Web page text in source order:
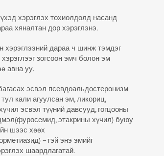
хэрэглэх тохиолдолд насанд
хяналтан дор хэрэглэнэ.
хэрэглээний дараа ч шинж тэмдэг
зогсоон эмч болон эм
авна уу.
эсвэл псевдоальдостеронизм
кали агуулсан эм, ликориц,
эсвэл түүний давсууд, гогцооны
этакрины хүчил) буюу
шээс хөөх
–тэй энэ эмийг
шаардлагатай.